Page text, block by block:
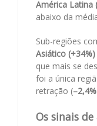
América Latina
abaixo da
Sub-regiões
Asiático (+34%)
que mais se
foi a única
retração (–2,4%
Os sinais